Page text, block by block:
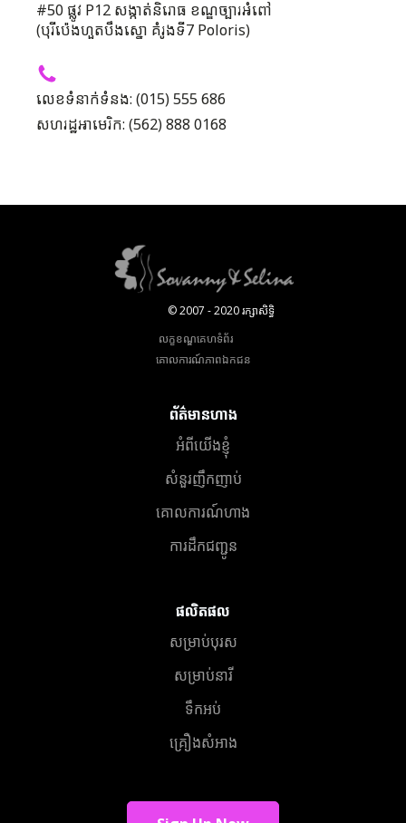
#50 ផ្លូវ P12 សង្កាត់និរោធ ខណ្ឌច្បារអំពៅ
(បុរីប៉េងហួតបឹងស្នោ គំរូងទី7 Poloris)
លេខទំនាក់ទំនង: (015) 555 686
សហរដ្ឋអាមេរិក: (562) 888 0168
© 2007 - 2020 រក្សាសិទ្ធិ
លក្ខខណ្ឌគេហទំព័រ
គោលការណ៍​ភាព​ឯកជន
ព័ត៌មានហាង
អំពីយើងខ្ញុំ
សំនួរញឹកញាប់
គោលការណ៍ហាង
ការដឹកជញ្ជូន
ផលិតផល
សម្រាប់បុរស
សម្រាប់នារី
ទឹកអប់
គ្រឿងសំអាង